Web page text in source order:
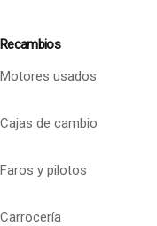
Recambios
Motores usados
Cajas de cambio
Faros y pilotos
Carrocería